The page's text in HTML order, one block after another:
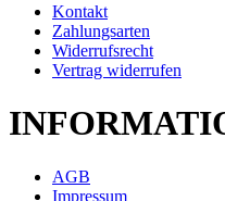
Kontakt
Zahlungsarten
Widerrufsrecht
Vertrag widerrufen
AGB
Impressum